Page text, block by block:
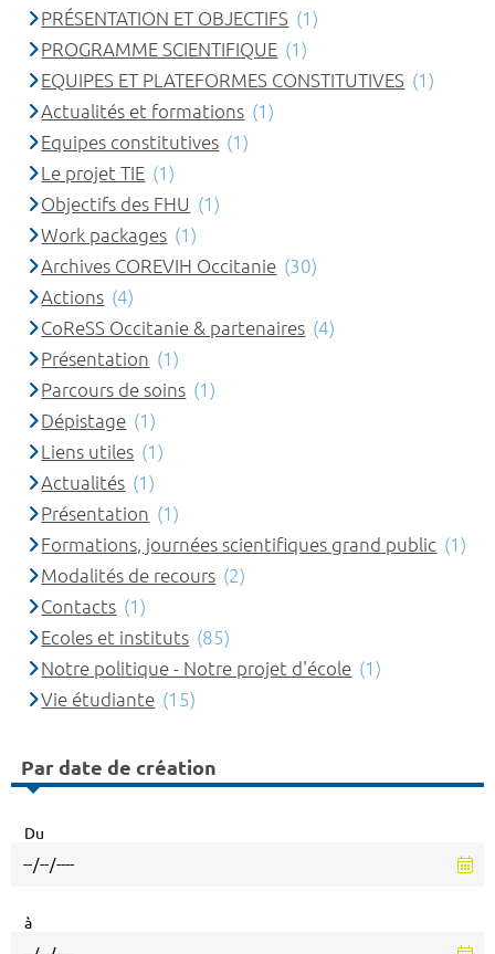
PRÉSENTATION ET OBJECTIFS (1)
PROGRAMME SCIENTIFIQUE (1)
EQUIPES ET PLATEFORMES CONSTITUTIVES (1)
Actualités et formations (1)
Equipes constitutives (1)
Le projet TIE (1)
Objectifs des FHU (1)
Work packages (1)
Archives COREVIH Occitanie (30)
Actions (4)
CoReSS Occitanie & partenaires (4)
Présentation (1)
Parcours de soins (1)
Dépistage (1)
Liens utiles (1)
Actualités (1)
Présentation (1)
Formations, journées scientifiques grand public (1)
Modalités de recours (2)
Contacts (1)
Ecoles et instituts (85)
Notre politique - Notre projet d'école (1)
Vie étudiante (15)
Par date de création
Du
à